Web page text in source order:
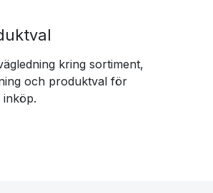
kring sortiment,
och produktval för